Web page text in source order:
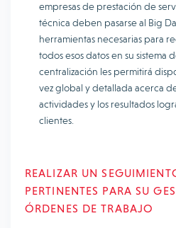
empresas de prestación de
técnica deben pasarse al Big
herramientas necesarias para
todos esos datos en su sistema
centralización les permitirá
vez global y detallada acerca
actividades y los resultados
clientes.
REALIZAR UN
PERTINENTES PARA SU
ÓRDENES DE TRABAJO